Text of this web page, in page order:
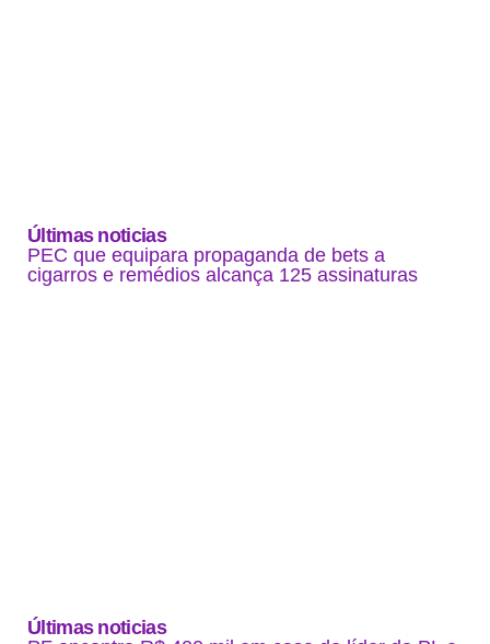
Últimas noticias
PEC que equipara propaganda de bets a
cigarros e remédios alcança 125 assinaturas
Últimas noticias